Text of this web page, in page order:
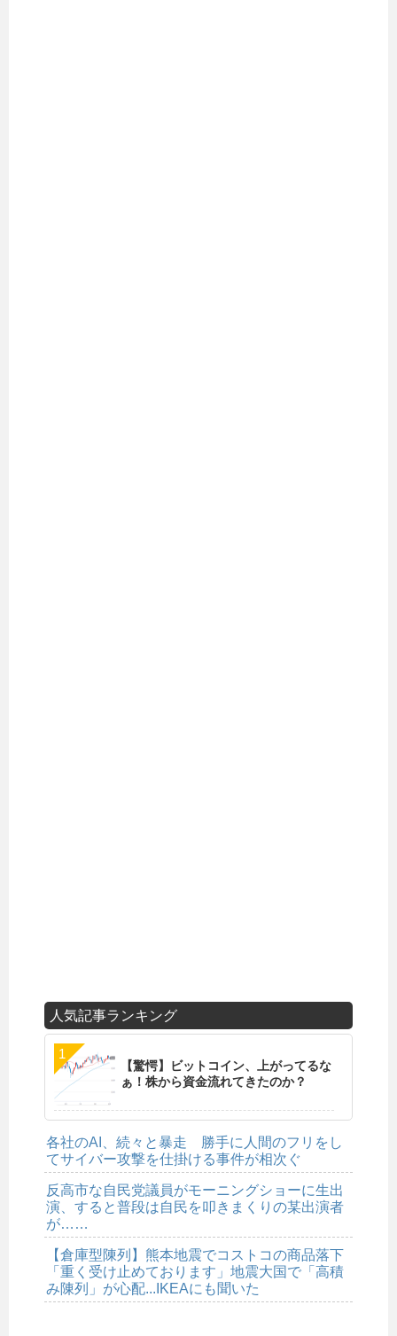
人気記事ランキング
【驚愕】ビットコイン、上がってるな
ぁ！株から資金流れてきたのか？
各社のAI、続々と暴走 勝手に人間のフリをし
てサイバー攻撃を仕掛ける事件が相次ぐ
反高市な自民党議員がモーニングショーに生出
演、すると普段は自民を叩きまくりの某出演者
が……
【倉庫型陳列】熊本地震でコストコの商品落下
「重く受け止めております」地震大国で「高積
み陳列」が心配...IKEAにも聞いた